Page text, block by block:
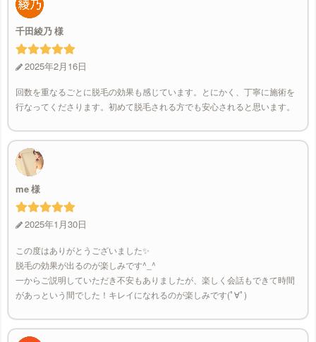
千田綾乃
2025年2月16日
回数を重なるごとに脱毛の効果も感じています。とにかく、丁寧に施術を
行なってくださります。初めて脱毛される方でも安心されると思います。
me
2025年1月30日
この度はありがとうございました✨
脱毛の効果が出るのが楽しみです^_^
一からご説明していただき不安もありましたが、楽しく会話もできて時間
があっという間でした！キレイになれるのが楽しみです(ﾟ∀ﾟ)